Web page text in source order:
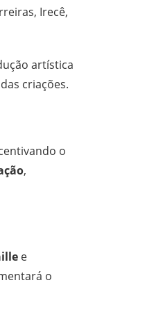
Irecê,
artística
criações.
o
,
e
o